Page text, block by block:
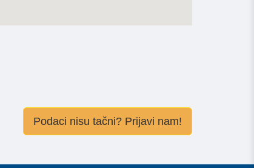
Podaci nisu tačni? Prijavi nam!